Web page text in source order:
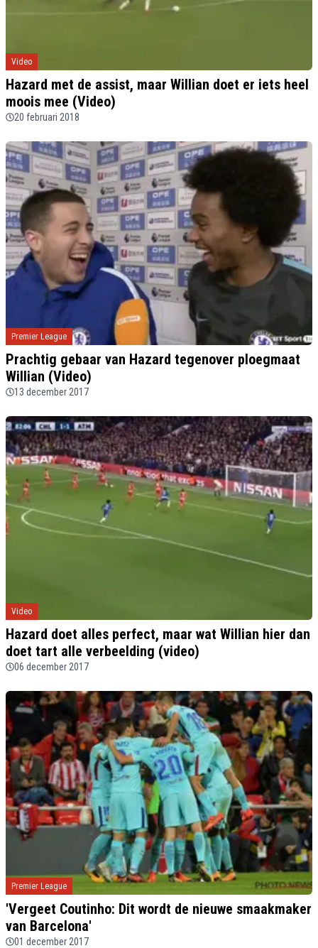
Video
Hazard met de assist, maar Willian doet er iets heel
moois mee (Video)
20 februari 2018
Premier League
Prachtig gebaar van Hazard tegenover ploegmaat
Willian (Video)
13 december 2017
Video
Hazard doet alles perfect, maar wat Willian hier dan
doet tart alle verbeelding (video)
06 december 2017
Premier League
'Vergeet Coutinho: Dit wordt de nieuwe smaakmaker
van Barcelona'
01 december 2017